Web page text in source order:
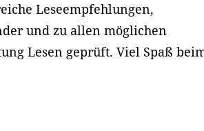
Leseempfehlungen,
und zu allen möglichen
Lesen geprüft. Viel Spaß